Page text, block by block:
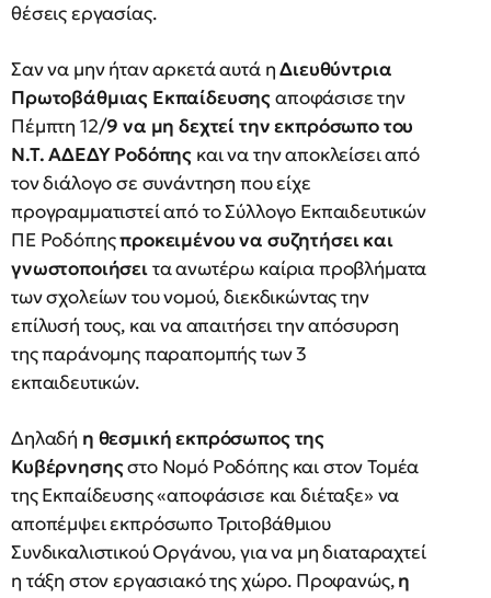
θέσεις εργασίας.
Σαν να μην ήταν αρκετά αυτά ηΔιευθύντρια
Πρωτοβάθμιας Εκπαίδευσηςαποφάσισε την
Πέμπτη 12/9 να μη δεχτεί την εκπρόσωπο του
Ν.Τ. ΑΔΕΔΥ Ροδόπης και να την αποκλείσει από
τον διάλογο σε συνάντηση που είχε
προγραμματιστεί από το Σύλλογο Εκπαιδευτικών
ΠΕ Ροδόπηςπροκειμένου να συζητήσει και
γνωστοποιήσειτα ανωτέρω καίρια προβλήματα
των σχολείων του νομού, διεκδικώντας την
επίλυσή τους, και να απαιτήσει την απόσυρση
της παράνομης παραπομπής των 3
εκπαιδευτικών.
Δηλαδή η θεσμική εκπρόσωπος της
Κυβέρνησηςστο Νομό Ροδόπης και στον Τομέα
της Εκπαίδευσης «αποφάσισε και διέταξε» να
αποπέμψει εκπρόσωπο Τριτοβάθμιου
Συνδικαλιστικού Οργάνου, για να μη διαταραχτεί
η τάξη στον εργασιακό της χώρο. Προφανώς,η